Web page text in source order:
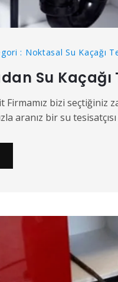
: Noktasal Su Kaçağı
Su Kaçağı
Firmamız bizi seçtiğiniz
aranız bir su